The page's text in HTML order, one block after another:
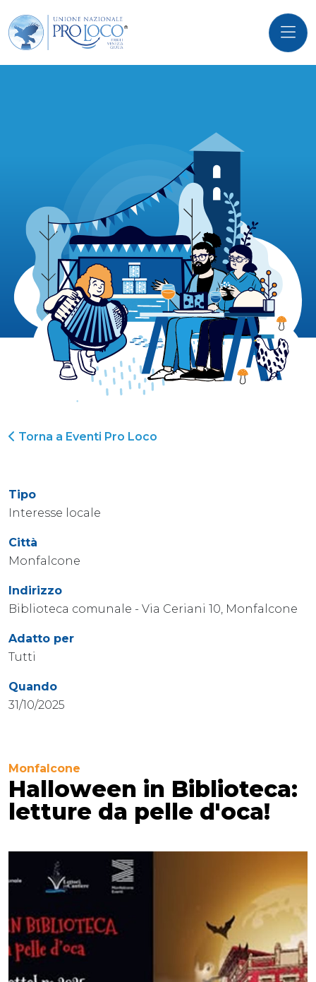
Torna a Eventi Pro Loco
Tipo
Interesse locale
Città
Monfalcone
Indirizzo
Biblioteca comunale - Via Ceriani 10, Monfalcone
Adatto per
Tutti
Quando
31/10/2025
Monfalcone
Halloween in Biblioteca:
letture da pelle d'oca!